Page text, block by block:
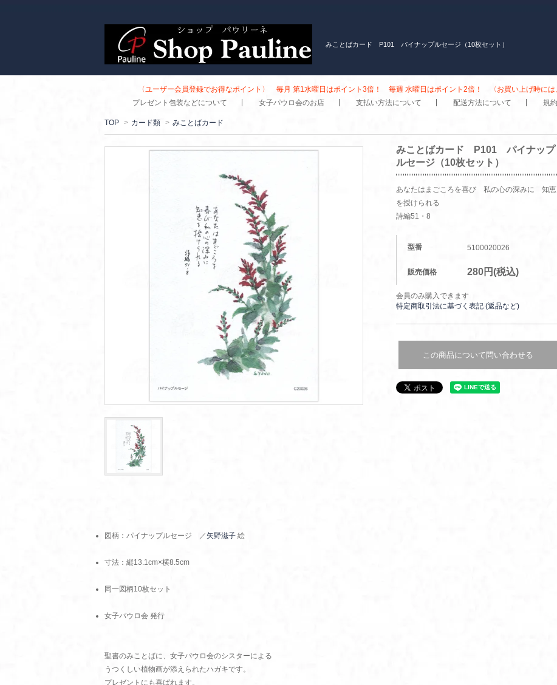
みことばカード P101 パイナップルセージ（10枚セット）
〈ユーザー会員登録でお得なポイント〉 毎月 第1水曜日はポイント3倍！ 毎週 水曜日はポイント2倍！ 〈お買い上げ時には
プレゼント包装などについて
女子パウロ会のお店 支払い方法について 配送方法について 規
TOP > カード類 > みことばカード
みことばカード P101 パイナップ
ルセージ（10枚セット）
あなたはまごころを喜び 私の心の深みに 知恵
を授けられる
詩編51・8
型番 5100020026
販売価格 280円(税込)
会員のみ購入できます
特定商取引法に基づく表記 (返品など)
この商品について問い合わせる
図柄：パイナップルセージ ／矢野滋子 絵
寸法：縦13.1cm×横8.5cm
同一図柄10枚セット
女子パウロ会 発行
聖書のみことばに、女子パウロ会のシスターによる
うつくしい植物画が添えられたハガキです。
プレゼントにも喜ばれます。